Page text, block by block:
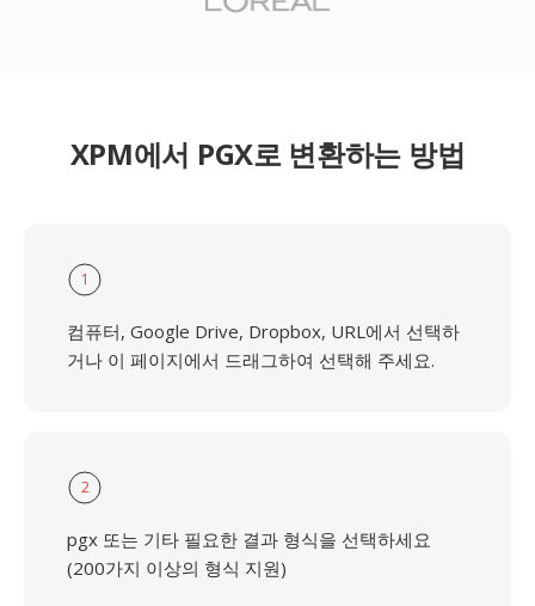
XPM에서 PGX로 변환하는 방법
1
컴퓨터, Google Drive, Dropbox, URL에서 선택하
거나 이 페이지에서 드래그하여 선택해 주세요.
2
pgx 또는 기타 필요한 결과 형식을 선택하세요
(200가지 이상의 형식 지원)